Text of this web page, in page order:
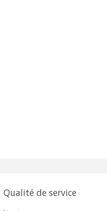
Qualité de service